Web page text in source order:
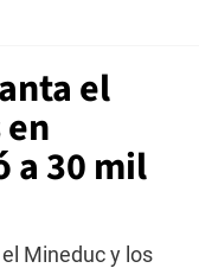
el
a 30 mil
Mineduc y los